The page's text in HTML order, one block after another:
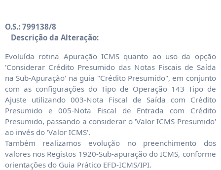
O.S.: 799138/8
Descrição da Alteração:
Evoluída rotina Apuração ICMS quanto ao uso da opção
'Considerar Crédito Presumido das Notas Fiscais de Saída
na Sub-Apuração' na guia "Crédito Presumido", em conjunto
com as configurações do Tipo de Operação 143 Tipo de
Ajuste utilizando 003-Nota Fiscal de Saída com Crédito
Presumido e 005-Nota Fiscal de Entrada com Crédito
Presumido, passando a considerar o 'Valor ICMS Presumido'
ao invés do 'Valor ICMS'.
Também realizamos evolução no preenchimento dos
valores nos Registos 1920-Sub-apuração do ICMS, conforme
orientações do Guia Prático EFD-ICMS/IPI.